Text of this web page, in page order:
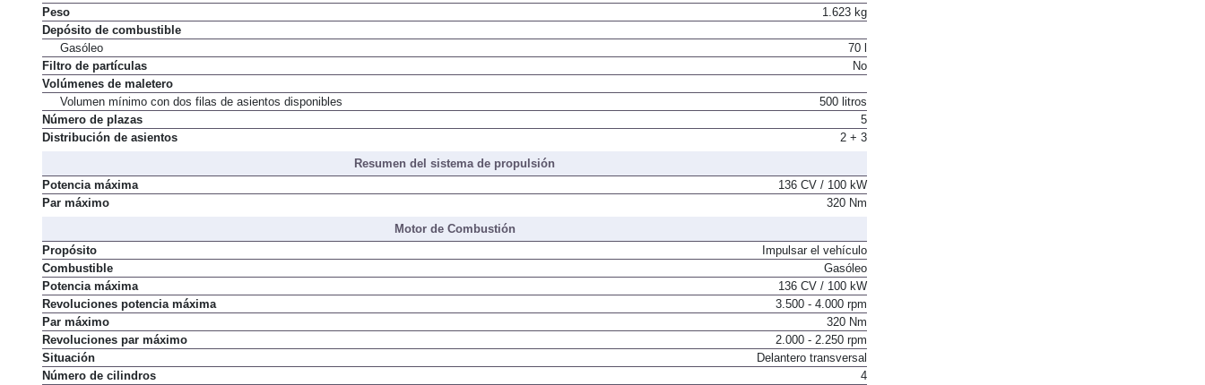
Peso
1.623 kg
Depósito de combustible
Gasóleo
70 l
Filtro de partículas
No
Volúmenes de maletero
Volumen mínimo con dos filas de asientos disponibles
500 litros
Número de plazas
5
Distribución de asientos
2 + 3
Resumen del sistema de propulsión
Potencia máxima
136 CV / 100 kW
Par máximo
320 Nm
Motor de Combustión
Propósito
Impulsar el vehículo
Combustible
Gasóleo
Potencia máxima
136 CV / 100 kW
Revoluciones potencia máxima
3.500 - 4.000 rpm
Par máximo
320 Nm
Revoluciones par máximo
2.000 - 2.250 rpm
Situación
Delantero transversal
Número de cilindros
4